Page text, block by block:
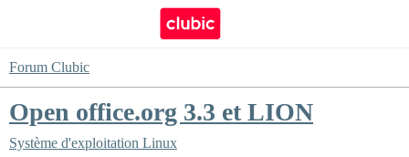
Forum Clubic
Open office.org 3.3 et LION
Système d'exploitation Linux